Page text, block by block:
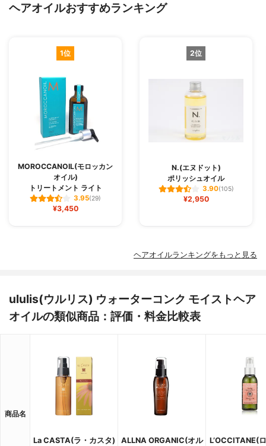
ヘアオイルおすすめランキング
1位
MOROCCANOIL(モロッカン
オイル)
トリートメント ライト
3.95(29)
¥3,450
2位
N.(エヌドット)
ポリッシュオイル
3.90(105)
¥2,950
ヘアオイルランキングをもっと見る
ululis(ウルリス) ウォーターコンク モイストヘア
オイルの類似商品：評価・料金比較表
商品名
La CASTA(ラ・カスタ)
ALLNA ORGANIC(オル
L’OCCITANE(